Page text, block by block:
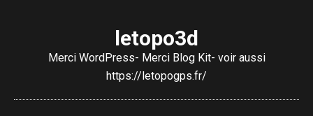
letopo3d
Merci WordPress- Merci Blog Kit- voir aussi
https://letopogps.fr/